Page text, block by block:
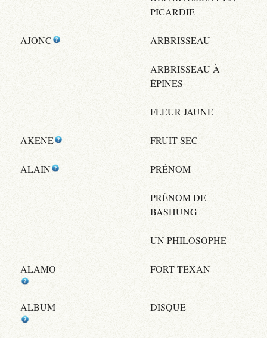
PICARDIE
AJONC ARBRISSEAU
ARBRISSEAU À
ÉPINES
FLEUR JAUNE
AKENE FRUIT SEC
ALAIN PRÉNOM
PRÉNOM DE
BASHUNG
UN PHILOSOPHE
ALAMO FORT TEXAN
ALBUM DISQUE